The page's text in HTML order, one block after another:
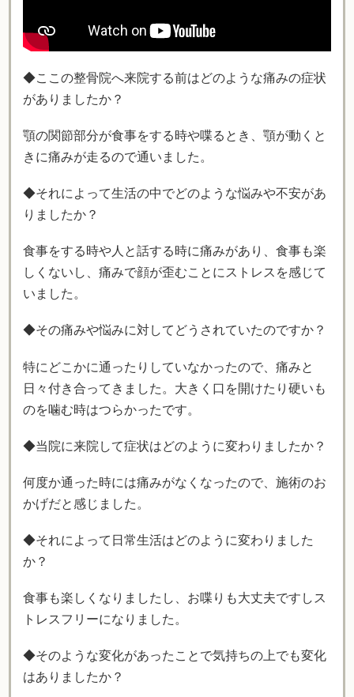
◆ここの整骨院へ来院する前はどのような痛みの症状
がありましたか？
顎の関節部分が食事をする時や喋るとき、顎が動くと
きに痛みが走るので通いました。
◆それによって生活の中でどのような悩みや不安があ
りましたか？
食事をする時や人と話する時に痛みがあり、食事も楽
しくないし、痛みで顔が歪むことにストレスを感じて
いました。
◆その痛みや悩みに対してどうされていたのですか？
特にどこかに通ったりしていなかったので、痛みと
日々付き合ってきました。大きく口を開けたり硬いも
のを噛む時はつらかったです。
◆当院に来院して症状はどのように変わりましたか？
何度か通った時には痛みがなくなったので、施術のお
かげだと感じました。
◆それによって日常生活はどのように変わりました
か？
食事も楽しくなりましたし、お喋りも大丈夫ですしス
トレスフリーになりました。
◆そのような変化があったことで気持ちの上でも変化
はありましたか？